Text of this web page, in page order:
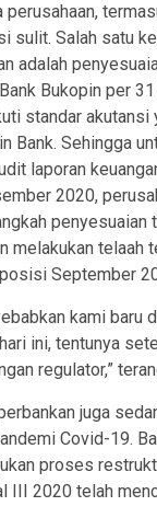
sulit. Salah satu
adalah
Bukopin per
standar akutansi
Bank. Sehingga
laporan
2020,
penyesuaian
melakukan telaah
September
kami baru
ini, tentunya
regulator,”
juga
Covid-19.
proses
III 2020 telah